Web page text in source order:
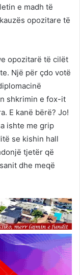
e madh të
opozitare të
opozitarë të cilët
Një për çdo votë
shkrimin e fox-it
E kanë bërë? Jo!
ishte me grip
se kishin hall
tjetër që
dhe meqë